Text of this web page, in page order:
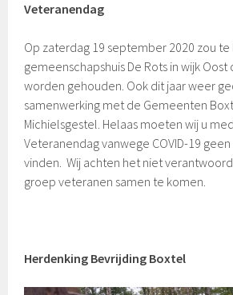
Veteranendag
Op zaterdag 19 september 2020 zou te
gemeenschapshuis De Rots in wijk
worden gehouden. Ook dit jaar weer
samenwerking met de Gemeenten
Michielsgestel. Helaas moeten wij u
Veteranendag vanwege COVID-19
vinden. Wij achten het niet
groep veteranen samen te komen.
Herdenking Bevrijding Boxtel